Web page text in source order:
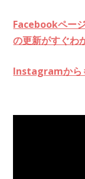
Facebookペー
の更新がすぐわ
Instagramから